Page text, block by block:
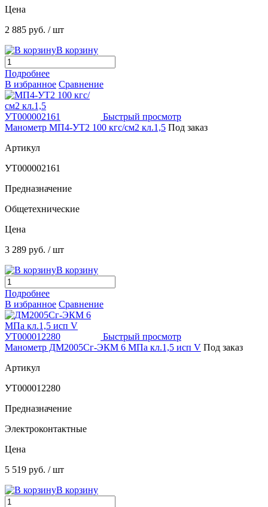
Цена
2 885 руб. / шт
В корзину
Подробнее
В избранное Сравнение
Быстрый просмотр
Манометр МП4-УТ2 100 кгс/см2 кл.1,5 Под заказ
Артикул
УТ000002161
Предназначение
Общетехнические
Цена
3 289 руб. / шт
В корзину
Подробнее
В избранное Сравнение
Быстрый просмотр
Манометр ДМ2005Сг-ЭКМ 6 МПа кл.1,5 исп V Под заказ
Артикул
УТ000012280
Предназначение
Электроконтактные
Цена
5 519 руб. / шт
В корзину